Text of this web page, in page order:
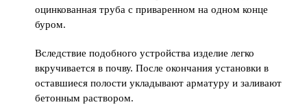
оцинкованная труба с приваренном на одном конце
буром.
Вследствие подобного устройства изделие легко
вкручивается в почву. После окончания установки в
оставшиеся полости укладывают арматуру и заливают
бетонным раствором.